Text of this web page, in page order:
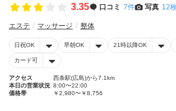
3.35 口コミ 7件 写真 12
エステ マッサージ 整体
日祝OK 早朝OK 21時以降OK
カード可
アクセス
西条駅(広島)から7.1km
本日の営業状況 8:00〜22:00
価格帯
￥2,980〜￥8,756